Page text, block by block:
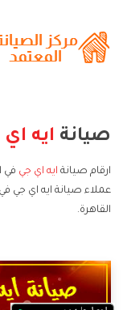
صيانة ايه
ارقام صيانة ايه اي جي في
عملاء صيانة ايه اي جي
القاهرة.